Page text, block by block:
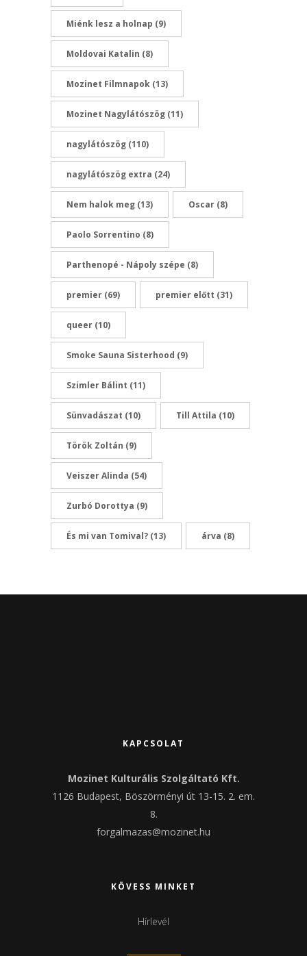
Miénk lesz a holnap (9)
Moldovai Katalin (8)
Mozinet Filmnapok (13)
Mozinet Nagylátószög (11)
nagylátószög (110)
nagylátószög extra (24)
Nem halok meg (13) Oscar (8)
Paolo Sorrentino (8)
Parthenopé - Nápoly szépe (8)
premier (69) premier előtt (31)
queer (10)
Smoke Sauna Sisterhood (9)
Szimler Bálint (11)
Sünvadászat (10) Till Attila (10)
Török Zoltán (9)
Veiszer Alinda (54)
Zurbó Dorottya (9)
És mi van Tomival? (13) árva (8)
KAPCSOLAT
Mozinet Kulturális Szolgáltató Kft.
1126 Budapest, Böszörményi út 13-15. 2. em.
8.
forgalmazas@mozinet.hu
KÖVESS MINKET
Hírlevél